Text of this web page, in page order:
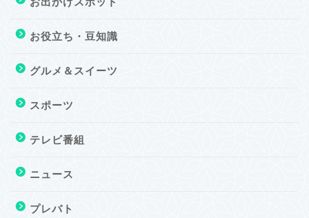
お役立ち・豆知識
グルメ＆スイーツ
スポーツ
テレビ番組
ニュース
プレバト